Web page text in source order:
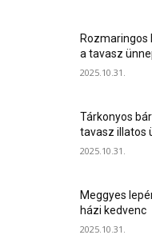
Rozmaringos
a tavasz
2025.10.31.
Tárkonyos
tavasz illatos
2025.10.31.
Meggyes
házi kedvenc
2025.10.31.